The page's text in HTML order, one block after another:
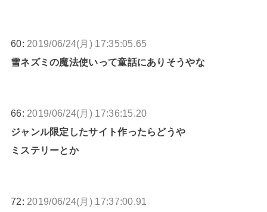
60: 2019/06/24(月) 17:35:05.65
雪ネズミの魔法使いって童話にありそうやな
66: 2019/06/24(月) 17:36:15.20
ジャンル限定したサイト作ったらどうや
ミステリーとか
72: 2019/06/24(月) 17:37:00.91